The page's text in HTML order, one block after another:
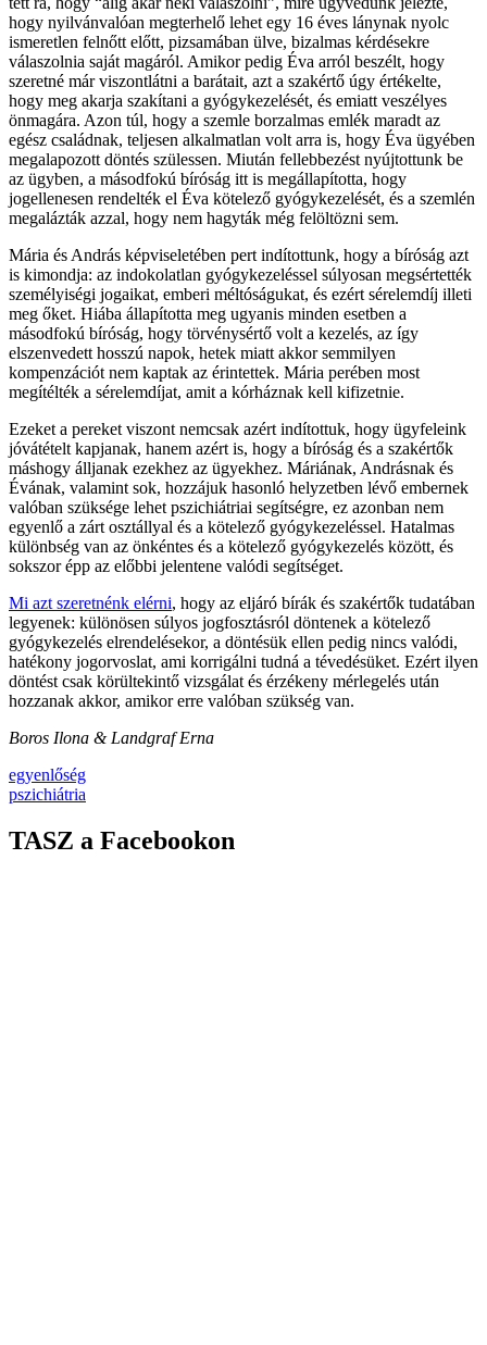
hogy nyilvánvalóan megterhelő lehet egy 16 éves lánynak nyolc
ismeretlen felnőtt előtt, pizsamában ülve, bizalmas kérdésekre
válaszolnia saját magáról. Amikor pedig Éva arról beszélt, hogy
szeretné már viszontlátni a barátait, azt a szakértő úgy értékelte,
hogy meg akarja szakítani a gyógykezelését, és emiatt veszélyes
önmagára. Azon túl, hogy a szemle borzalmas emlék maradt az
egész családnak, teljesen alkalmatlan volt arra is, hogy Éva ügyében
megalapozott döntés szülessen. Miután fellebbezést nyújtottunk be
az ügyben, a másodfokú bíróság itt is megállapította, hogy
jogellenesen rendelték el Éva kötelező gyógykezelését, és a szemlén
megalázták azzal, hogy nem hagyták még felöltözni sem.
Mária és András képviseletében pert indítottunk, hogy a bíróság azt
is kimondja: az indokolatlan gyógykezeléssel súlyosan megsértették
személyiségi jogaikat, emberi méltóságukat, és ezért sérelemdíj illeti
meg őket. Hiába állapította meg ugyanis minden esetben a
másodfokú bíróság, hogy törvénysértő volt a kezelés, az így
elszenvedett hosszú napok, hetek miatt akkor semmilyen
kompenzációt nem kaptak az érintettek. Mária perében most
megítélték a sérelemdíjat, amit a kórháznak kell kifizetnie.
Ezeket a pereket viszont nemcsak azért indítottuk, hogy ügyfeleink
jóvátételt kapjanak, hanem azért is, hogy a bíróság és a szakértők
máshogy álljanak ezekhez az ügyekhez. Máriának, Andrásnak és
Évának, valamint sok, hozzájuk hasonló helyzetben lévő embernek
valóban szüksége lehet pszichiátriai segítségre, ez azonban nem
egyenlő a zárt osztállyal és a kötelező gyógykezeléssel. Hatalmas
különbség van az önkéntes és a kötelező gyógykezelés között, és
sokszor épp az előbbi jelentene valódi segítséget.
Mi azt szeretnénk elérni, hogy az eljáró bírák és szakértők tudatában
legyenek: különösen súlyos jogfosztásról döntenek a kötelező
gyógykezelés elrendelésekor, a döntésük ellen pedig nincs valódi,
hatékony jogorvoslat, ami korrigálni tudná a tévedésüket. Ezért ilyen
döntést csak körültekintő vizsgálat és érzékeny mérlegelés után
hozzanak akkor, amikor erre valóban szükség van.
Boros Ilona & Landgraf Erna
egyenlőség
pszichiátria
TASZ a Facebookon